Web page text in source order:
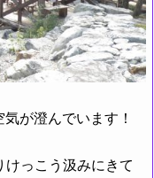
が澄んでいます！
っこう汲みにきて